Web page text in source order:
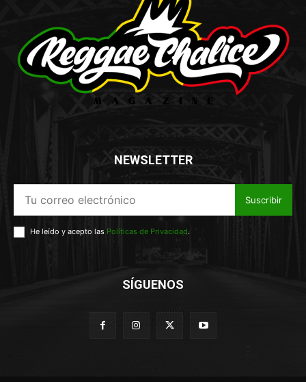
NEWSLETTER
Suscribir
He leído y acepto las Políticas de Privacidad.
SÍGUENOS